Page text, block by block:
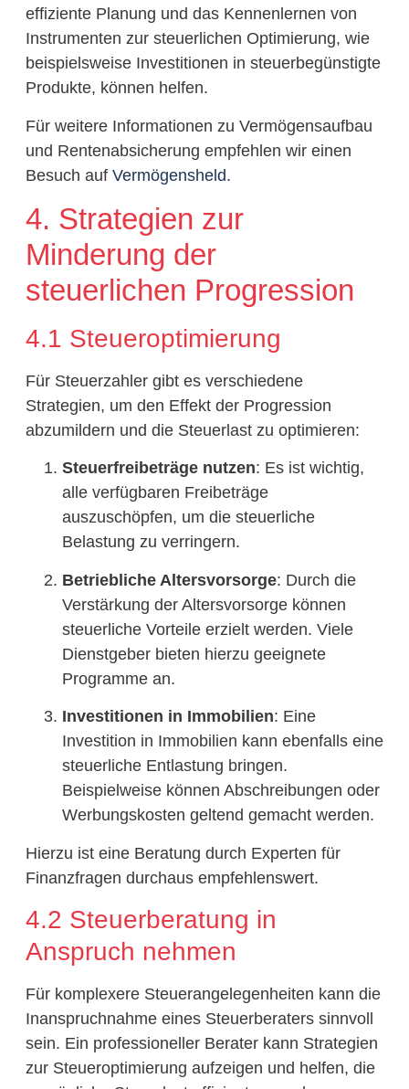
effiziente Planung und das Kennenlernen von
Instrumenten zur steuerlichen Optimierung, wie
beispielsweise Investitionen in steuerbegünstigte
Produkte, können helfen.
Für weitere Informationen zu Vermögensaufbau
und Rentenabsicherung empfehlen wir einen
Besuch auf Vermögensheld.
4. Strategien zur
Minderung der
steuerlichen Progression
4.1 Steueroptimierung
Für Steuerzahler gibt es verschiedene
Strategien, um den Effekt der Progression
abzumildern und die Steuerlast zu optimieren:
Steuerfreibeträge nutzen: Es ist wichtig,
alle verfügbaren Freibeträge
auszuschöpfen, um die steuerliche
Belastung zu verringern.
Betriebliche Altersvorsorge: Durch die
Verstärkung der Altersvorsorge können
steuerliche Vorteile erzielt werden. Viele
Dienstgeber bieten hierzu geeignete
Programme an.
Investitionen in Immobilien: Eine
Investition in Immobilien kann ebenfalls eine
steuerliche Entlastung bringen.
Beispielweise können Abschreibungen oder
Werbungskosten geltend gemacht werden.
Hierzu ist eine Beratung durch Experten für
Finanzfragen durchaus empfehlenswert.
4.2 Steuerberatung in
Anspruch nehmen
Für komplexere Steuerangelegenheiten kann die
Inanspruchnahme eines Steuerberaters sinnvoll
sein. Ein professioneller Berater kann Strategien
zur Steueroptimierung aufzeigen und helfen, die